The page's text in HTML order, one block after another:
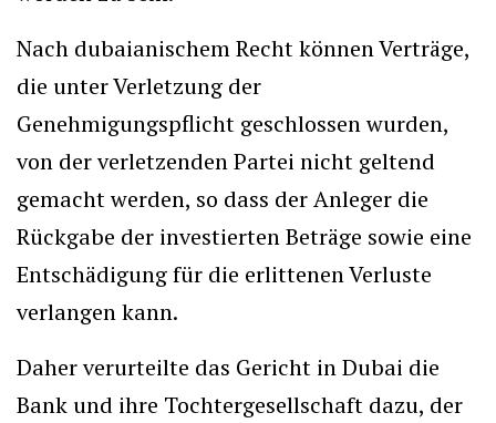
Nach dubaianischem Recht können Verträge,
die unter Verletzung der
Genehmigungspflicht geschlossen wurden,
von der verletzenden Partei nicht geltend
gemacht werden, so dass der Anleger die
Rückgabe der investierten Beträge sowie eine
Entschädigung für die erlittenen Verluste
verlangen kann.
Daher verurteilte das Gericht in Dubai die
Bank und ihre Tochtergesellschaft dazu, der